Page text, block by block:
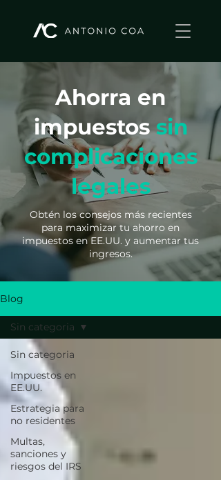
Ahorra en
impuestossin
complicaciones
legales
Obtén los consejos más recientes
para maximizar tu ahorro en
impuestos en EE.UU. y aumentar tus
ingresos.
Blog
Sin categoria
Impuestos en
EE.UU.
Estrategia para
no residentes
Multas,
sanciones y
riesgos del IRS
Sin categoria